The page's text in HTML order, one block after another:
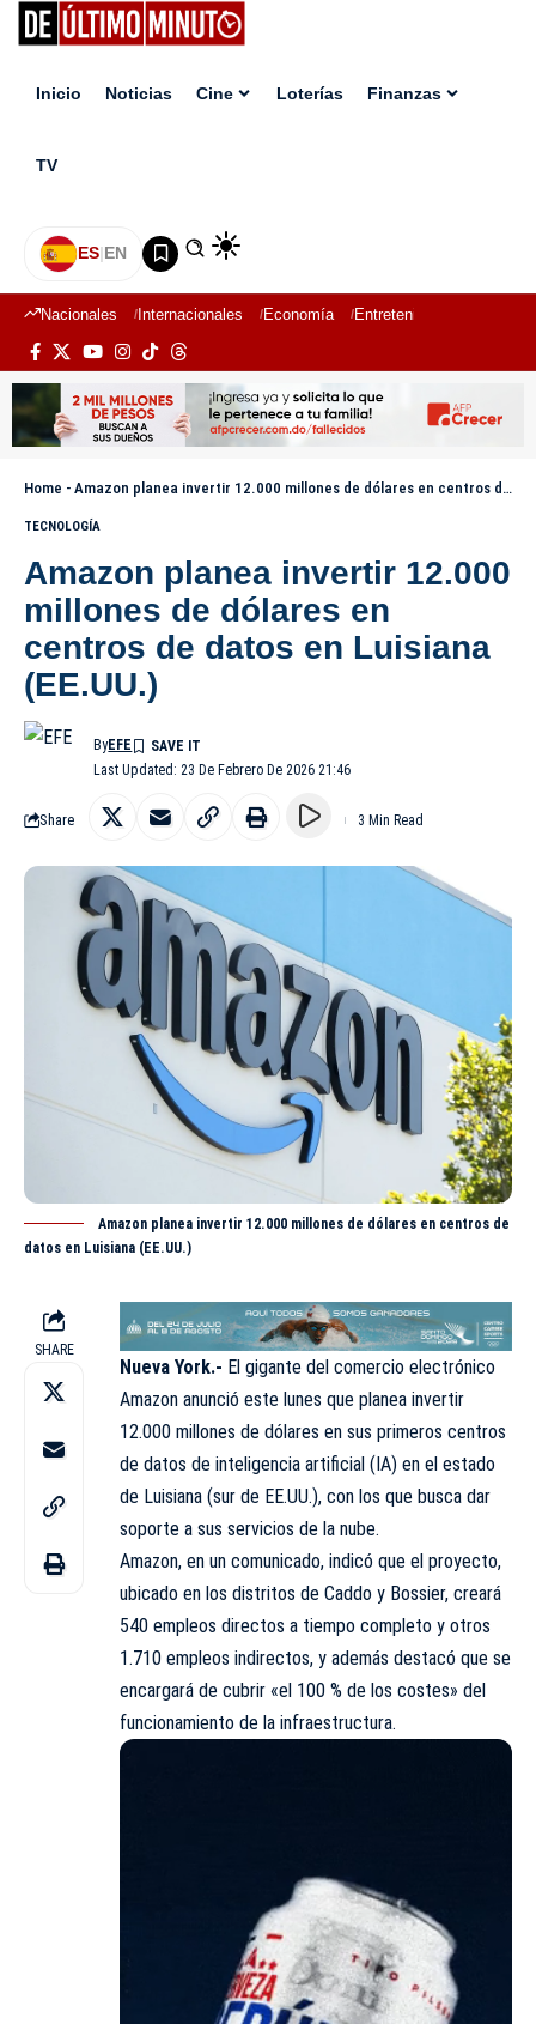
Inicio Noticias Cine Loterías Finanzas
TV
ES|EN
Nacionales Internacionales Economía Entretenimiento
Home - Amazon planea invertir 12.000 millones de dólares en centros de datos en Luisiana (EE.UU.)
TECNOLOGÍA
Amazon planea invertir 12.000
millones de dólares en
centros de datos en Luisiana
(EE.UU.)
Last Updated: 23 De Febrero De 2026 21:46
ByEFE
Share 3 Min Read
Amazon planea invertir 12.000 millones de dólares en centros de
datos en Luisiana (EE.UU.)
SHARE
Nueva York.- El gigante del comercio electrónico
Amazon anunció este lunes que planea invertir
12.000 millones de dólares en sus primeros centros
de datos de inteligencia artificial (IA) en el estado
de Luisiana (sur de EE.UU.), con los que busca dar
soporte a sus servicios de la nube.
Amazon, en un comunicado, indicó que el proyecto,
ubicado en los distritos de Caddo y Bossier, creará
540 empleos directos a tiempo completo y otros
1.710 empleos indirectos, y además destacó que se
encargará de cubrir «el 100 % de los costes» del
funcionamiento de la infraestructura.